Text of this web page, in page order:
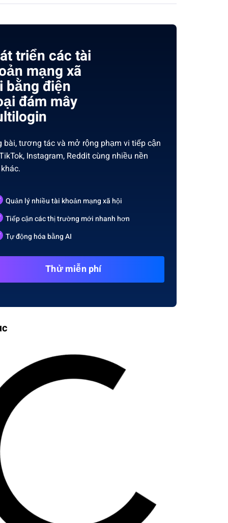
triển các tài
mạng xã
bằng điện
đám mây
bài, tương tác và mở rộng phạm vi tiếp cận
Instagram, Reddit cùng nhiều nền
Quản lý nhiều tài khoản mạng xã hội
Tiếp cận các thị trường mới nhanh hơn
Tự động hóa bằng AI
Thử miễn phí